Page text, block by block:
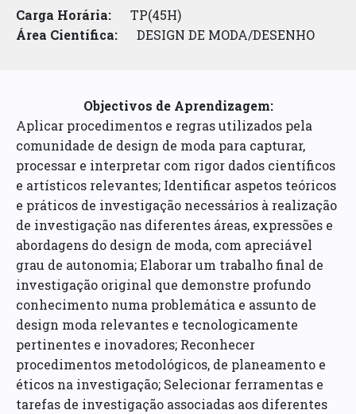
Carga Horária:
TP(45H)
Área Científica:
DESIGN DE MODA/DESENHO
Objectivos de Aprendizagem:
Aplicar procedimentos e regras utilizados pela
comunidade de design de moda para capturar,
processar e interpretar com rigor dados científicos
e artísticos relevantes; Identificar aspetos teóricos
e práticos de investigação necessários à realização
de investigação nas diferentes áreas, expressões e
abordagens do design de moda, com apreciável
grau de autonomia; Elaborar um trabalho final de
investigação original que demonstre profundo
conhecimento numa problemática e assunto de
design moda relevantes e tecnologicamente
pertinentes e inovadores; Reconhecer
procedimentos metodológicos, de planeamento e
éticos na investigação; Selecionar ferramentas e
tarefas de investigação associadas aos diferentes